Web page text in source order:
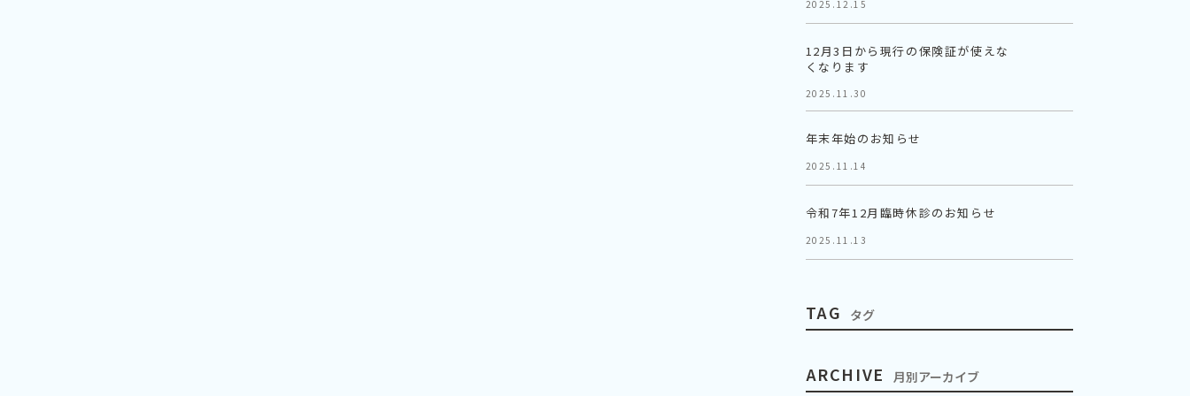
2025.12.15
12月3日から現行の保険証が使えな
くなります
2025.11.30
年末年始のお知らせ
2025.11.14
令和7年12月臨時休診のお知らせ
2025.11.13
TAG タグ
ARCHIVE 月別アーカイブ